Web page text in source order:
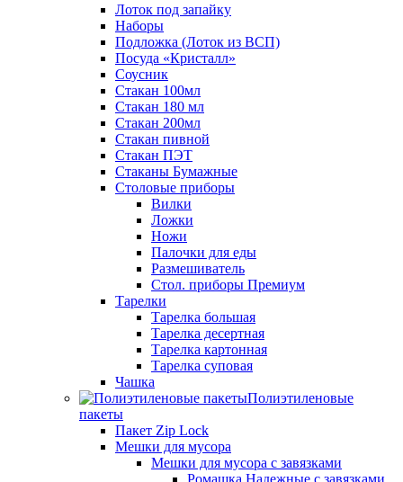
Лоток под запайку
Наборы
Подложка (Лоток из ВСП)
Посуда «Кристалл»
Соусник
Стакан 100мл
Стакан 180 мл
Стакан 200мл
Стакан пивной
Стакан ПЭТ
Стаканы Бумажные
Столовые приборы
Вилки
Ложки
Ножи
Палочки для еды
Размешиватель
Стол. приборы Премиум
Тарелки
Тарелка большая
Тарелка десертная
Тарелка картонная
Тарелка суповая
Чашка
Полиэтиленовые
пакеты
Пакет Zip Lock
Мешки для мусора
Мешки для мусора с завязками
Ромашка Надежные с завязками